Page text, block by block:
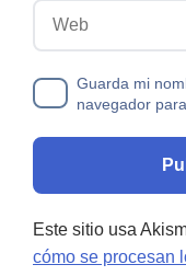
Web
Guarda mi
navegador
Este sitio usa
cómo se procesan